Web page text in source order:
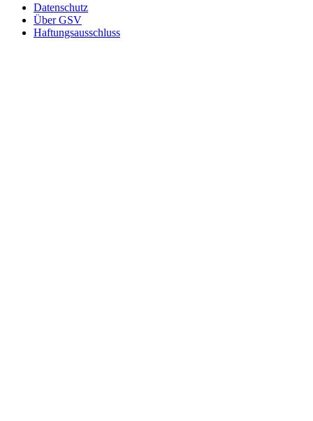
Datenschutz
Über GSV
Haftungsausschluss